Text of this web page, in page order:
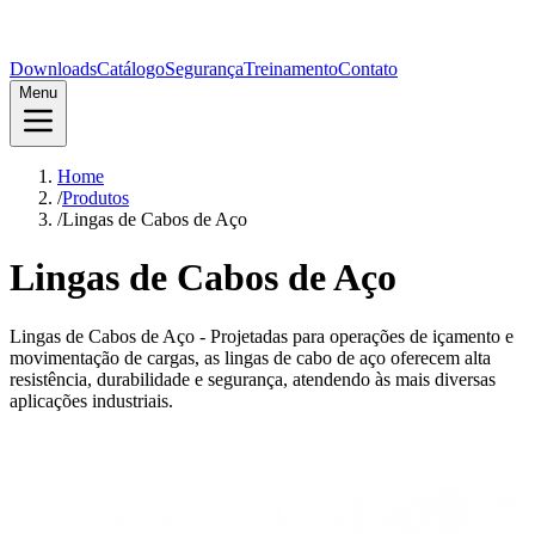
DownloadsCatálogoSegurançaTreinamentoContato
Menu
Home
/Produtos
/Lingas de Cabos de Aço
Lingas de Cabos de Aço
Lingas de Cabos de Aço - Projetadas para operações de içamento e
movimentação de cargas, as lingas de cabo de aço oferecem alta
resistência, durabilidade e segurança, atendendo às mais diversas
aplicações industriais.